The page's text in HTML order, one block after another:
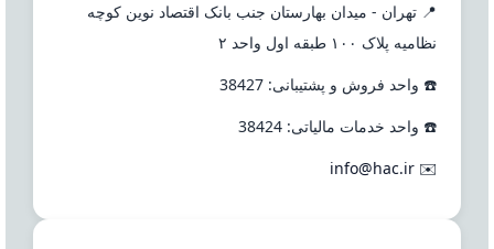
📍 تهران - میدان بهارستان جنب بانک اقتصاد نوین کوچه
نظامیه پلاک ۱۰۰ طبقه اول واحد ۲
☎️ واحد فروش و پشتیبانی: 38427
☎️ واحد خدمات مالیاتی: 38424
✉️
info@hac.ir